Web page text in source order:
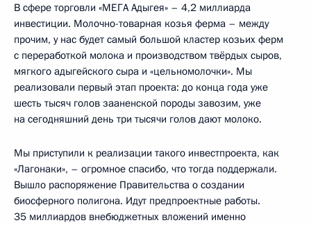
В сфере торговли «МЕГА Адыгея» – 4,2 миллиарда
инвестиции. Молочно-товарная козья ферма – между
прочим, у нас будет самый большой кластер козьих ферм
с переработкой молока и производством твёрдых сыров,
мягкого адыгейского сыра и «цельномолочки». Мы
реализовали первый этап проекта: до конца года уже
шесть тысяч голов зааненской породы завозим, уже
на сегодняшний день три тысячи голов дают молоко.
Мы приступили к реализации такого инвестпроекта, как
«Лагонаки», – огромное спасибо, что тогда поддержали.
Вышло распоряжение Правительства о создании
биосферного полигона. Идут предпроектные работы.
35 миллиардов внебюджетных вложений именно